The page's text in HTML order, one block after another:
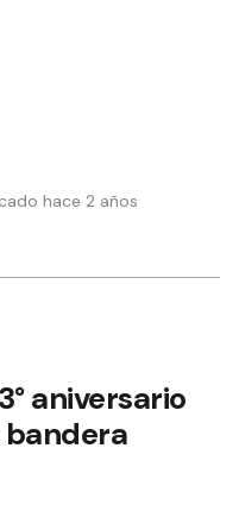
hace 2 años
aniversario
bandera